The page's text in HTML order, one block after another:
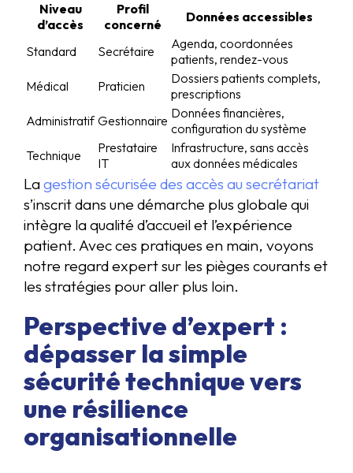
Niveau
d’accès
Profil
concerné
Données accessibles
Standard Secrétaire
Agenda, coordonnées
patients, rendez-vous
Médical
Praticien
Dossiers patients complets,
prescriptions
Administratif Gestionnaire Données financières,
configuration du système
Technique
Prestataire
IT
Infrastructure, sans accès
aux données médicales
Lagestion sécurisée des accès au secrétariat
s’inscrit dans une démarche plus globale qui
intègre la qualité d’accueil et l’expérience
patient. Avec ces pratiques en main, voyons
notre regard expert sur les pièges courants et
les stratégies pour aller plus loin.
Perspective d’expert :
dépasser la simple
sécurité technique vers
une résilience
organisationnelle